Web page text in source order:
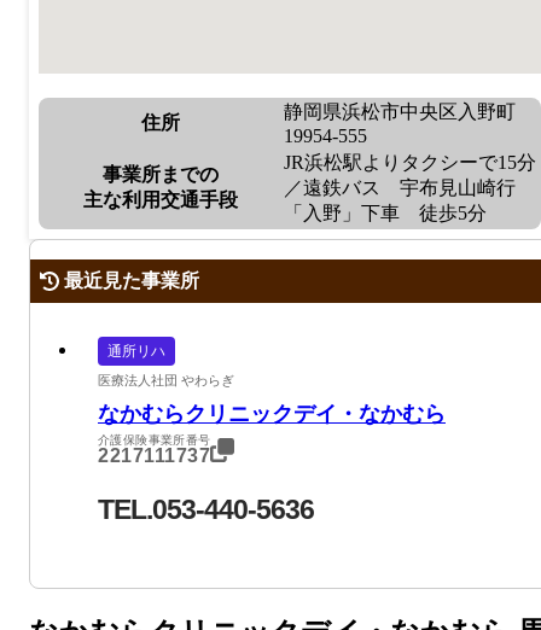
住所
静岡県浜松市中央区入野町
19954-555
事業所までの
主な利用交通手段
JR浜松駅よりタクシーで15分
／遠鉄バス 宇布見山崎行
「入野」下車 徒歩5分
最近見た事業所
通所リハ
医療法人社団 やわらぎ
なかむらクリニックデイ・なかむら
介護保険事業所番号
2217111737
TEL.053-440-5636